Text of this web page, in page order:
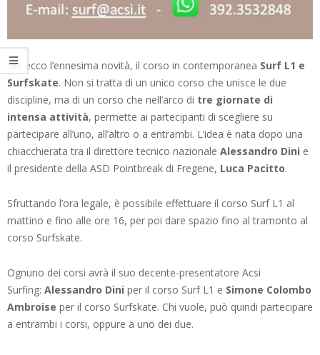
Ma ecco l’ennesima novità, il corso in contemporanea Surf L1 e
Surfskate. Non si tratta di un unico corso che unisce le due
discipline, ma di un corso che nell’arco di tre giornate di
intensa attività, permette ai partecipanti di scegliere su
partecipare all’uno, all’altro o a entrambi. L’idea è nata dopo una
chiacchierata tra il direttore tecnico nazionale Alessandro Dini e
il presidente della ASD Pointbreak di Fregene, Luca Pacitto.
Sfruttando l’ora legale, è possibile effettuare il corso Surf L1 al
mattino e fino alle ore 16, per poi dare spazio fino al tramonto al
corso Surfskate.
Ognuno dei corsi avrà il suo decente-presentatore Acsi
Surfing: Alessandro Dini per il corso Surf L1 e Simone Colombo
Ambroise per il corso Surfskate. Chi vuole, può quindi partecipare
a entrambi i corsi, oppure a uno dei due.